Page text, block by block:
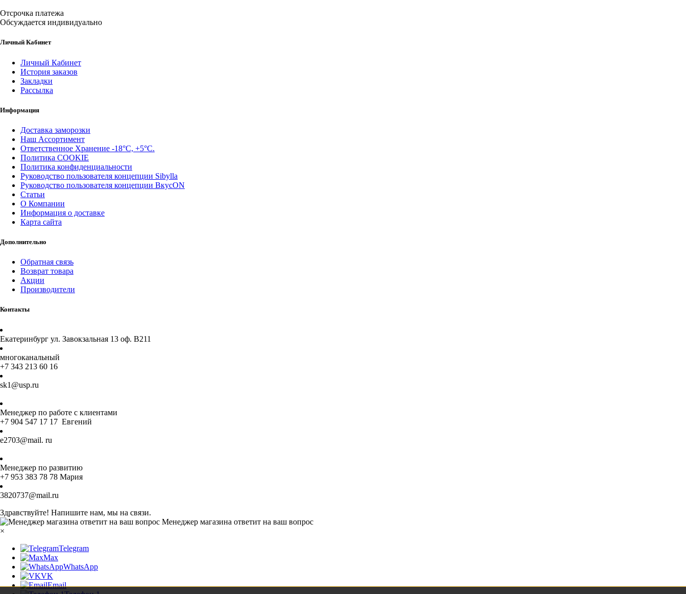
Отсрочка платежа
Обсуждается индивидуально
Личный Кабинет
Личный Кабинет
История заказов
Закладки
Рассылка
Информация
Доставка заморозки
Наш Ассортимент
Ответственное Хранение -18°С, +5°С.
Политика COOKIE
Политика конфиденциальности
Руководство пользователя концепции Sibylla
Руководство пользователя концепции ВкусON
Статьи
О Компании
Информация о доставке
Карта сайта
Дополнительно
Обратная связь
Возврат товара
Акции
Производители
Контакты
Екатеринбург ул. Завокзальная 13 оф. В211
многоканальный
+7 343 213 60 16
sk1@usp.ru
Менеджер по работе с клиентами
+7 904 547 17 17 Евгений
e2703@mail. ru
Менеджер по развитию
+7 953 383 78 78 Мария
3820737@mail.ru
Здравствуйте! Напишите нам, мы на связи.
Менеджер магазина ответит на ваш вопрос
×
Telegram
Max
WhatsApp
VK
Email